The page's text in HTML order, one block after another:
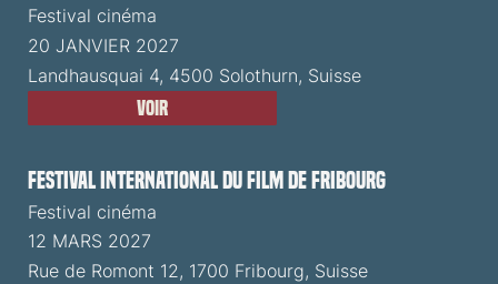
Festival cinéma
20 JANVIER 2027
Landhausquai 4, 4500 Solothurn, Suisse
Voir
Festival International du Film de Fribourg
Festival cinéma
12 MARS 2027
Rue de Romont 12, 1700 Fribourg, Suisse